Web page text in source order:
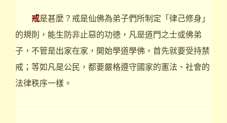
戒是甚麼？戒是仙佛為弟子們所制定「律己修身」
的規則，能生防非止惡的功德，凡是道門之士或佛弟
子，不管是出家在家，開始學道學佛，首先就要受持禁
戒；等如凡是公民，都要嚴格遵守國家的憲法、社會的
法律秩序一樣。